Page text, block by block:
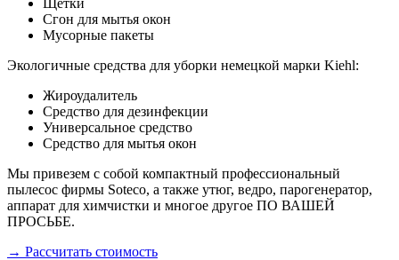
Щетки
Сгон для мытья окон
Мусорные пакеты
Экологичные средства для уборки немецкой марки Kiehl:
Жироудалитель
Средство для дезинфекции
Универсальное средство
Средство для мытья окон
Мы привезем с собой компактный профессиональный
пылесос фирмы Soteco, а также утюг, ведро, парогенератор,
аппарат для химчистки и многое другое ПО ВАШЕЙ
ПРОСЬБЕ.
→ Рассчитать стоимость